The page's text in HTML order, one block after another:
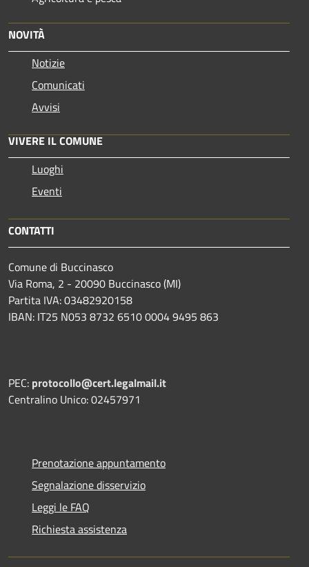
NOVITÀ
Notizie
Comunicati
Avvisi
VIVERE IL COMUNE
Luoghi
Eventi
CONTATTI
Comune di Buccinasco
Via Roma, 2 - 20090 Buccinasco (MI)
Partita IVA: 03482920158
IBAN: IT25 N053 8732 6510 0004 9495 863
PEC: protocollo@cert.legalmail.it
Centralino Unico: 02457971
Prenotazione appuntamento
Segnalazione disservizio
Leggi le FAQ
Richiesta assistenza